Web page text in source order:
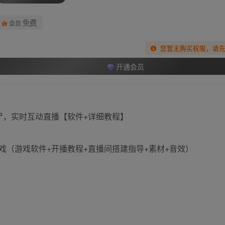
会员 免费
您暂无购买权限，请
开通会员
游戏软件+开播教程+直播间搭建指导+素材+音效）